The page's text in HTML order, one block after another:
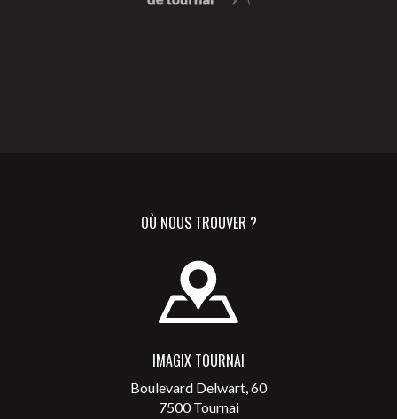
OÙ NOUS TROUVER ?
IMAGIX TOURNAI
Boulevard Delwart, 60
7500 Tournai